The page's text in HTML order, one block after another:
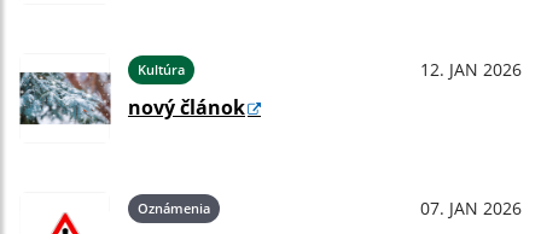
Kultúra 12. JAN 2026
nový článok
Oznámenia 07. JAN 2026